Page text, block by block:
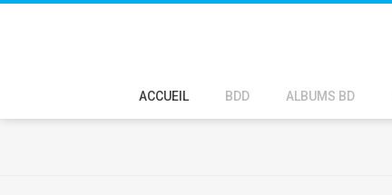
ACCUEIL BDD ALBUMS BD